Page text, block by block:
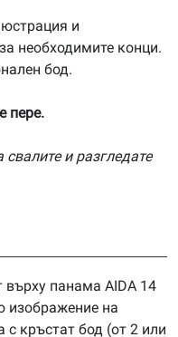
и
необходимите конци.
бод.
пере.
и разгледате
върху панама AIDA 14
изображение на
с кръстат бод (от 2 или